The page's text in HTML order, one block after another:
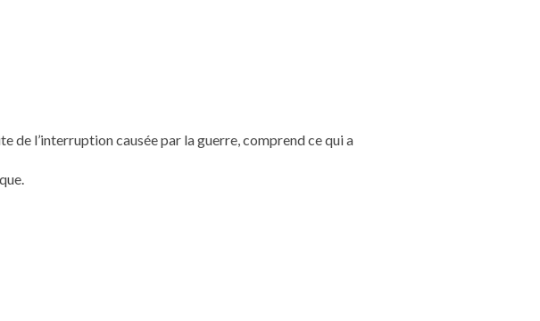
de l’interruption causée par la guerre, comprend ce qui a